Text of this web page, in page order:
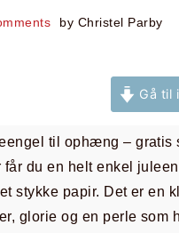
by Christel Parby
Gå til